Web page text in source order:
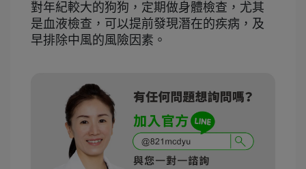
對年紀較大的狗狗，定期做身體檢查，尤其
是血液檢查，可以提前發現潛在的疾病，及
早排除中風的風險因素。